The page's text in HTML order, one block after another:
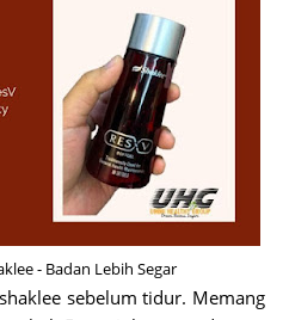
- Badan Lebih Segar
sebelum tidur. Memang